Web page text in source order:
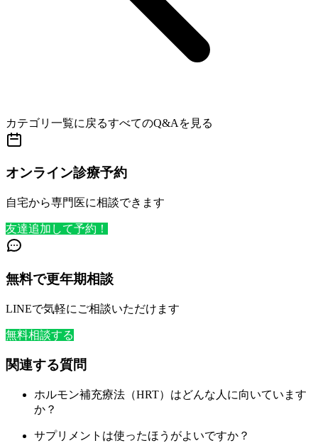
カテゴリ一覧に戻るすべてのQ&Aを見る
オンライン診療予約
自宅から専門医に相談できます
友達追加して予約！
無料で更年期相談
LINEで気軽にご相談いただけます
無料相談する
関連する質問
ホルモン補充療法（HRT）はどんな人に向いています
か？
サプリメントは使ったほうがよいですか？